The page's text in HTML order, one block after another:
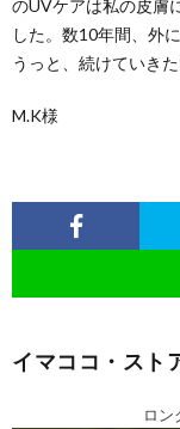
のUVケアは私の皮膚
した。数10年間、外
うっと、続けていきた
M.K様
イマココ・スト
ロン